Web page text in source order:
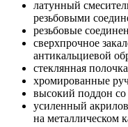
латунный
резьбовыми
резьбовые
сверхпрочное
антикальциевой
стеклянная
хромированные
высокий поддон
усиленный
на металлическом